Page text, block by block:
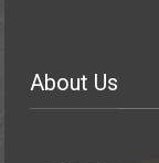
About Us